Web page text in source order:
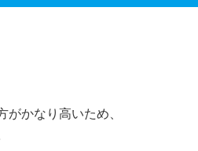
かなり高いため、